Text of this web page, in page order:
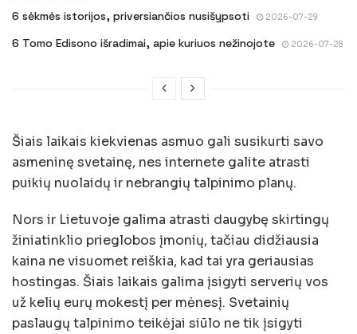
6 sėkmės istorijos, priversiančios nusišypsoti 2026-07-29
6 Tomo Edisono išradimai, apie kuriuos nežinojote 2026-07-28
Šiais laikais kiekvienas asmuo gali susikurti savo
asmeninę svetainę, nes internete galite atrasti
puikių nuolaidų ir nebrangių talpinimo planų.
Nors ir Lietuvoje galima atrasti daugybę skirtingų
žiniatinklio prieglobos įmonių, tačiau didžiausia
kaina ne visuomet reiškia, kad tai yra geriausias
hostingas. Šiais laikais galima įsigyti serverių vos
už kelių eurų mokestį per mėnesį. Svetainių
paslaugų talpinimo teikėjai siūlo ne tik įsigyti